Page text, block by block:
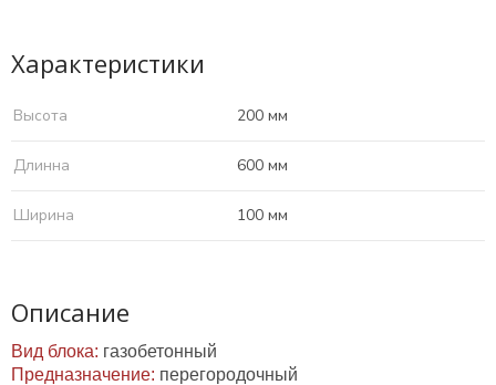
Характеристики
Высота 200 мм
Длинна 600 мм
Ширина 100 мм
Описание
Вид блока: газобетонный
Предназначение: перегородочный